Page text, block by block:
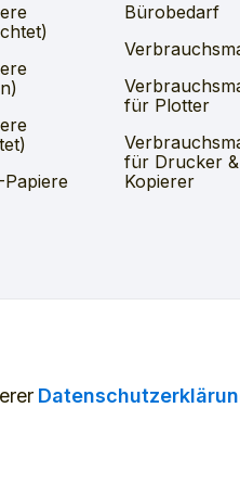
Bürobedarf
für Plotter
für Drucker &
Kopierer